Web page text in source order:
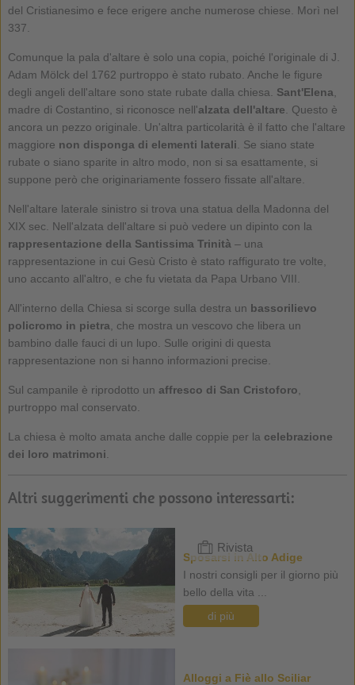
del Cristianesimo e fece erigere anche numerose chiese. Morì nel
337.
Comunque la pala d'altare è solo una copia, poiché l'originale di J.
Adam Mölck del 1762 purtroppo è stato rubato. Anche le figure
degli angeli dell'altare sono state rubate dalla chiesa. Sant'Elena
madre di Costantino, si riconosce nell'alzata dell'altare . Questo è
ancora un pezzo originale. Un'altra particolarità è il fatto che l'altare
maggiore non disponga di elementi laterali . Se siano state
rubate o siano sparite in altro modo, non si sa esattamente, si
suppone però che originariamente fossero fissate all'altare.
Nell'altare laterale sinistro si trova una statua della Madonna del
XIX sec. Nell'alzata dell'altare si può vedere un dipinto con la
rappresentazione della Santissima Trinità – una
rappresentazione in cui Gesù Cristo è stato raffigurato tre volte,
uno accanto all'altro, e che fu vietata da Papa Urbano VIII.
All'interno della Chiesa si scorge sulla destra un bassorilievo
policromo in pietra , che mostra un vescovo che libera un
bambino dalle fauci di un lupo. Sulle origini di questa
rappresentazione non si hanno informazioni precise.
Sul campanile è riprodotto un affresco di San Cristoforo
purtroppo mal conservato.
La chiesa è molto amata anche dalle coppie per la celebrazione
dei loro matrimoni
Altri suggerimenti che possono interessarti:
Rivista
Sposarsi in Alto Adige
I nostri consigli per il giorno più
bello della vita ...
di più
Alloggi a Fiè allo Sciliar